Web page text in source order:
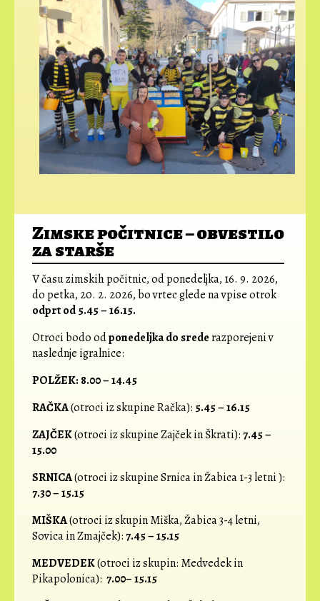
Zimske počitnice – obvestilo
za starše
V času zimskih počitnic, od ponedeljka, 16. 9. 2026,
do petka, 20. 2. 2026, bo vrtec glede na vpise otrok
odprt od 5.45 – 16.15.
Otroci bodo odponedeljka do srederazporejeni v
naslednje igralnice:
POLŽEK: 8.00 – 14.45
RAČKA(otroci iz skupine Račka): 5.45 – 16.15
ZAJČEK(otroci iz skupine Zajček in Škrati):7.45 –
15.00
SRNICA(otroci iz skupine Srnica in Žabica 1-3 letni ):
7.30 – 15.15
MIŠKA(otroci iz skupin Miška, Žabica 3-4 letni,
Sovica in Zmajček):7.45 – 15.15
MEDVEDEK(otroci iz skupin: Medvedek in
Pikapolonica): 7.00– 15.15